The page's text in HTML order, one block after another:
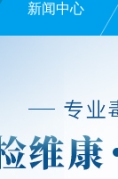
新闻中心